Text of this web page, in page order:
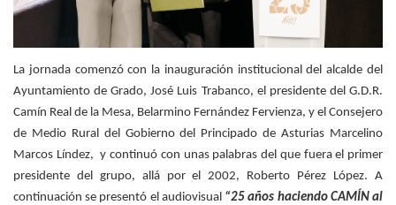
La jornada comenzó con la inauguración institucional del alcalde del
Ayuntamiento de Grado, José Luis Trabanco, el presidente del G.D.R.
Camín Real de la Mesa, Belarmino Fernández Fervienza, y el Consejero
de Medio Rural del Gobierno del Principado de Asturias Marcelino
Marcos Líndez, y continuó con unas palabras del que fuera el primer
presidente del grupo, allá por el 2002, Roberto Pérez López. A
continuación se presentó el audiovisual “25 años haciendo CAMÍN al